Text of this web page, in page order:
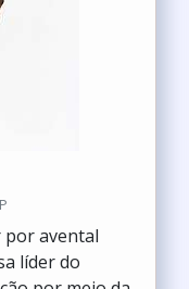
por avental
líder do